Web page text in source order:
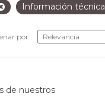
Información técnica
por
de nuestros